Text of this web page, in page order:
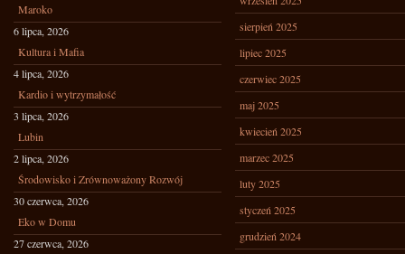
Maroko
6 lipca, 2026
Kultura i Mafia
4 lipca, 2026
Kardio i wytrzymałość
3 lipca, 2026
Lubin
2 lipca, 2026
Środowisko i Zrównoważony Rozwój
30 czerwca, 2026
Eko w Domu
27 czerwca, 2026
sierpień 2025
lipiec 2025
czerwiec 2025
maj 2025
kwiecień 2025
marzec 2025
luty 2025
styczeń 2025
grudzień 2024